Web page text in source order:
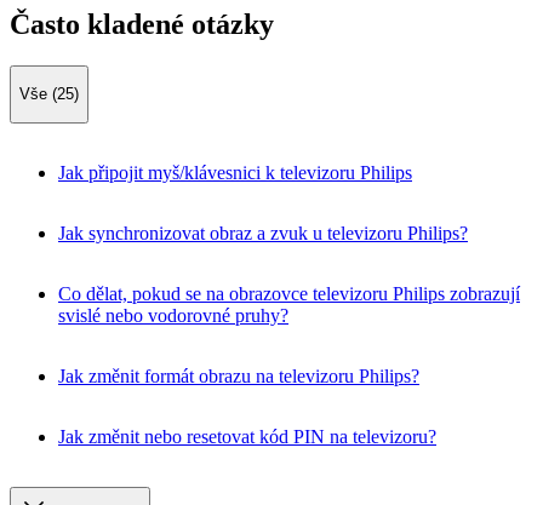
Často kladené otázky
Vše (25)
Jak připojit myš/klávesnici k televizoru Philips
Jak synchronizovat obraz a zvuk u televizoru Philips?
Co dělat, pokud se na obrazovce televizoru Philips zobrazují
svislé nebo vodorovné pruhy?
Jak změnit formát obrazu na televizoru Philips?
Jak změnit nebo resetovat kód PIN na televizoru?